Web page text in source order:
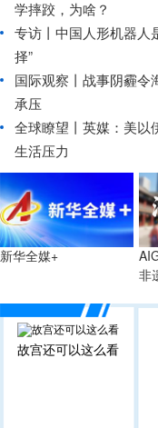
学摔跤，为啥？
专访丨中国人形机器人
择”
国际观察丨战事阴霾令
承压
全球瞭望丨英媒：美以
生活压力
新华全媒+
非
故宫还可以这么看